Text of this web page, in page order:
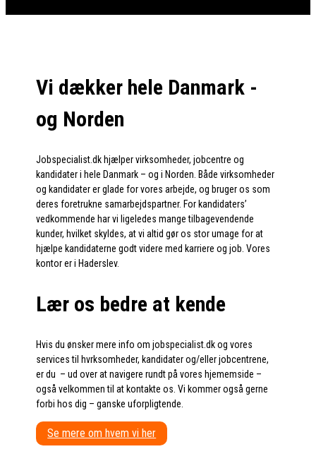
Vi dækker hele Danmark -
og Norden
Jobspecialist.dk hjælper virksomheder, jobcentre og
kandidater i hele Danmark – og i Norden. Både virksomheder
og kandidater er glade for vores arbejde, og bruger os som
deres foretrukne samarbejdspartner. For kandidaters’
vedkommende har vi ligeledes mange tilbagevendende
kunder, hvilket skyldes, at vi altid gør os stor umage for at
hjælpe kandidaterne godt videre med karriere og job. Vores
kontor er i Haderslev.
Lær os bedre at kende
Hvis du ønsker mere info om jobspecialist.dk og vores
services til hvrksomheder, kandidater og/eller jobcentrene,
er du – ud over at navigere rundt på vores hjememside –
også velkommen til at kontakte os. Vi kommer også gerne
forbi hos dig – ganske uforpligtende.
Se mere om hvem vi her